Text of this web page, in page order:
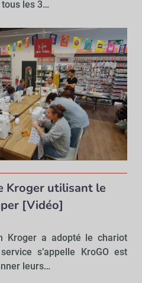
les 3…
Kroger utilisant le
[Vidéo]
Kroger a adopté le chariot
s’appelle KroGO est
leurs…